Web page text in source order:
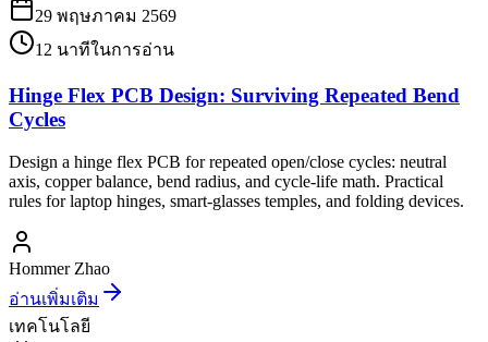
29 พฤษภาคม 2569
12 นาทีในการอ่าน
Hinge Flex PCB Design: Surviving Repeated Bend
Cycles
Design a hinge flex PCB for repeated open/close cycles: neutral
axis, copper balance, bend radius, and cycle-life math. Practical
rules for laptop hinges, smart-glasses temples, and folding devices.
Hommer Zhao
อ่านเพิ่มเติม
เทคโนโลยี